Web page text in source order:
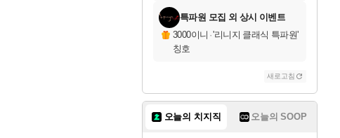
특파원 모집 외 상시 이벤트
3000이니 ·'리니지 클래식 특파원'
칭호
새로고침
오늘의 치지직 오늘의 SOOP